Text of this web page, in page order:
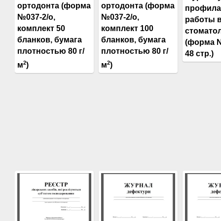
ортодонта (форма
№037-2/о,
комплект 50
бланков, бумага
плотностью 80 г/
м2)
ортодонта (форма
№037-2/о,
комплект 100
бланков, бумага
плотностью 80 г/
м2)
работы
(форма
48 стр.)